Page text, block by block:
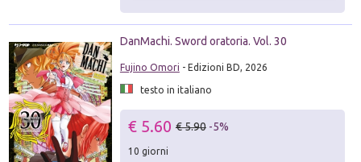
DanMachi. Sword oratoria. Vol. 30
Fujino Omori - Edizioni BD, 2026
testo in italiano
€ 5.60 € 5.90 -5%
10 giorni